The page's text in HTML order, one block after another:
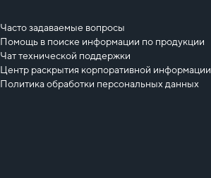
Часто задаваемые вопросы
Помощь в поиске информации по продукции
Чат технической поддержки
Центр раскрытия корпоративной информации
Политика обработки персональных данных